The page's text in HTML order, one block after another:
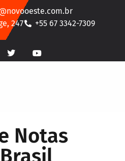
247
+55 67 3342-7309
Notas